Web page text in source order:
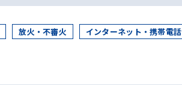
放火・不審火 インターネット・携帯電話